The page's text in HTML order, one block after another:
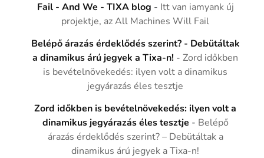
Fail - And We - TIXA blog - Itt van iamyank új
projektje, az All Machines Will Fail
Belépő árazás érdeklődés szerint? - Debütáltak
a dinamikus árú jegyek a Tixa-n! -Zord időkben
is bevételnövekedés: ilyen volt a dinamikus
jegyárazás éles tesztje
Zord időkben is bevételnövekedés: ilyen volt a
dinamikus jegyárazás éles tesztje - Belépő
árazás érdeklődés szerint? – Debütáltak a
dinamikus árú jegyek a Tixa-n!